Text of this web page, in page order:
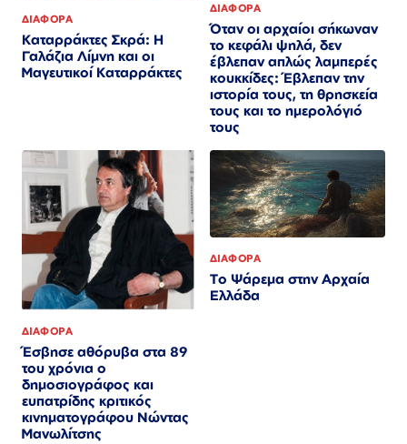
ΔΙΑΦΟΡΑ
Καταρράκτες Σκρά: Η
Γαλάζια Λίμνη και οι
Μαγευτικοί Καταρράκτες
ΔΙΑΦΟΡΑ
Όταν οι αρχαίοι σήκωναν
το κεφάλι ψηλά, δεν
έβλεπαν απλώς λαμπερές
κουκκίδες: Έβλεπαν την
ιστορία τους, τη θρησκεία
τους και το ημερολόγιό
τους
ΔΙΑΦΟΡΑ
Έσβησε αθόρυβα στα 89
του χρόνια ο
δημοσιογράφος και
ευπατρίδης κριτικός
κινηματογράφου Νώντας
Μανωλίτσης
ΔΙΑΦΟΡΑ
Το Ψάρεμα στην Αρχαία
Ελλάδα